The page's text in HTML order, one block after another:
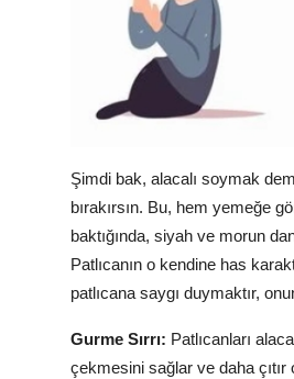
Şimdi bak, alacalı soymak
bırakırsın. Bu, hem yemeğe
baktığında, siyah ve morun
Patlıcanın o kendine has
patlıcana saygı duymaktır,
Gurme Sırrı: Patlıcanları
çekmesini sağlar ve daha çıtır